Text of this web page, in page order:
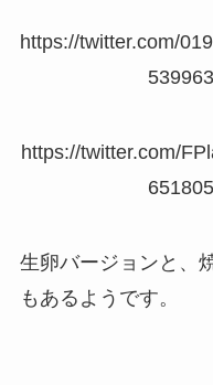
https://twitter.com/
https://twitter.com/
生卵バージョンと、
もあるようです。